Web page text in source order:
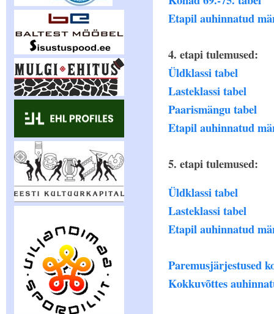
Etapil auhinnatud
4. etapi tulemused:
Üldklassi tabel
Lasteklassi tabel
Paarismängu tabel
Etapil auhinnatud
5. etapi tulemused:
Üldklassi tabel
Lasteklassi tabel
Etapil auhinnatud
Paremusjärjestused
Kokkuvõttes